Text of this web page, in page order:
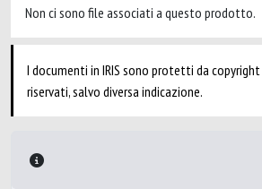
Non ci sono file associati a questo prodotto.
I documenti in IRIS sono protetti da
riservati, salvo diversa indicazione.